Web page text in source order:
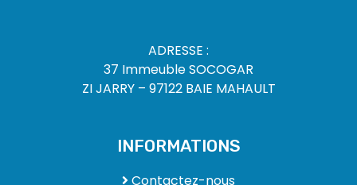
ADRESSE :
37 Immeuble SOCOGAR
ZI JARRY – 97122 BAIE MAHAULT
INFORMATIONS
Contactez-nous